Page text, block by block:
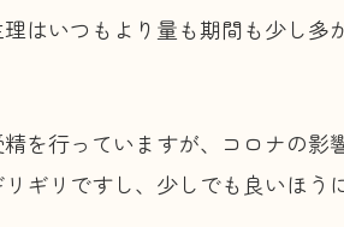
はいつもより量も期間も少し多
を行っていますが、コロナの影
ギリですし、少しでも良いほう